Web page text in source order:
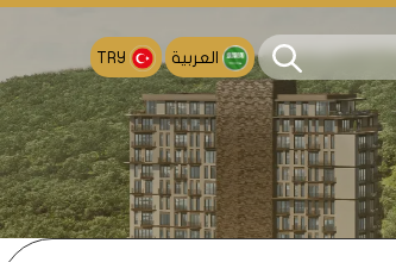
العربية TRY